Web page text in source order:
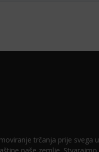
trčanja prije svega u